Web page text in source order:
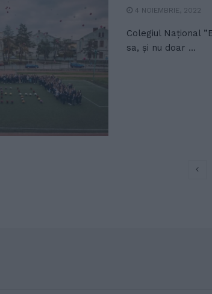
4 NOIEMBRIE, 2022
Colegiul Național
sa, și nu doar ...